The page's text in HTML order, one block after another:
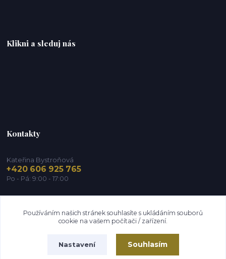
Klikni a sleduj nás
Kontakty
Kateřina Bystroňová
+420 606 925 765
Po - Pá: 9:00 - 17:00
Používáním našich stránek souhlasíte s ukládáním souborů
cookie na vašem počítači / zařízení.
Nastavení Souhlasím